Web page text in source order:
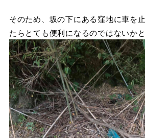
そのため、坂の下にある窪地に車を
たらとても便利になるのではないかと